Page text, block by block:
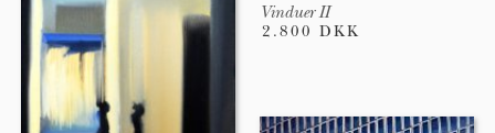
Vinduer II
2.800 DKK